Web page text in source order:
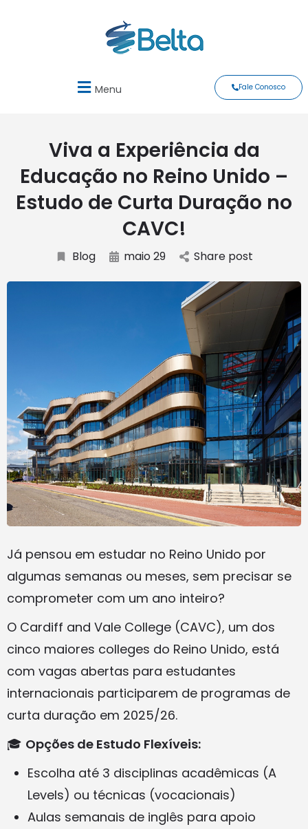
Menu Fale Conosco
Viva a Experiência da
Educação no Reino Unido –
Estudo de Curta Duração no
CAVC!
Blog maio 29 Share post
Já pensou em estudar no Reino Unido por
algumas semanas ou meses, sem precisar se
comprometer com um ano inteiro?
O Cardiff and Vale College (CAVC), um dos
cinco maiores colleges do Reino Unido, está
com vagas abertas para estudantes
internacionais participarem de programas de
curta duração em 2025/26.
🎓 Opções de Estudo Flexíveis:
Escolha até 3 disciplinas acadêmicas (A
Levels) ou técnicas (vocacionais)
Aulas semanais de inglês para apoio